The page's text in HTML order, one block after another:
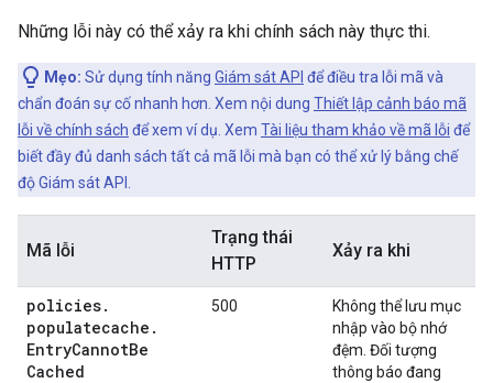
Những lỗi này có thể xảy ra khi chính sách này thực thi.
Mẹo: Sử dụng tính năng Giám sát API để điều tra lỗi mã và
chẩn đoán sự cố nhanh hơn. Xem nội dung Thiết lập cảnh báo mã
lỗi về chính sách để xem ví dụ. Xem Tài liệu tham khảo về mã lỗi để
biết đầy đủ danh sách tất cả mã lỗi mà bạn có thể xử lý bằng chế
độ Giám sát API.
Mã lỗi
Trạng thái
HTTP
Xảy ra khi
policies.
populatecache .
EntryCannotBe
Cached
500
Không thể lưu mục
nhập vào bộ nhớ
đệm. Đối tượng
thông báo đang